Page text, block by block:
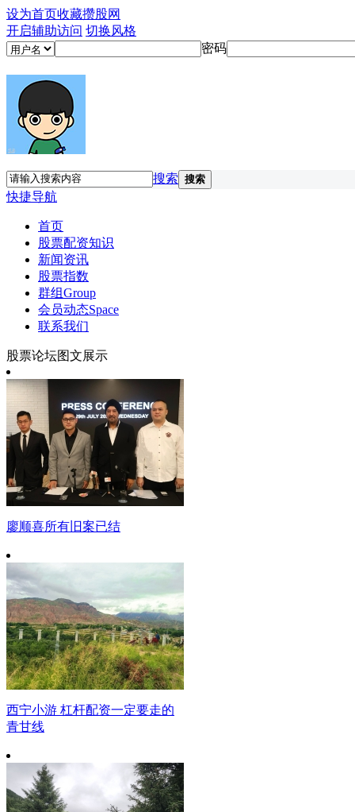
设为首页收藏攒股网
开启辅助访问 切换风格
密码
搜索 搜索
快捷导航
首页
股票配资知识
新闻资讯
股票指数
群组Group
会员动态Space
联系我们
股票论坛图文展示
廖顺喜所有旧案已结
西宁小游 杠杆配资一定要走的
青甘线